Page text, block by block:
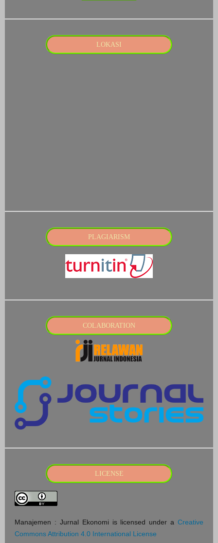
LOKASI
PLAGIARISM
COLABORATION
LICENSE
Manajemen : Jurnal Ekonomi is licensed under a Creative
Commons Attribution 4.0 International License